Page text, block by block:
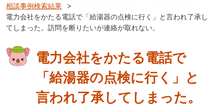
相談事例検索結果
>
電力会社をかたる電話で「給湯器の点検に行く」と言われ了承し
てしまった。訪問を断りたいが連絡が取れない。
電力会社をかたる電話で
「給湯器の点検に行く」と
言われ了承してしまった。